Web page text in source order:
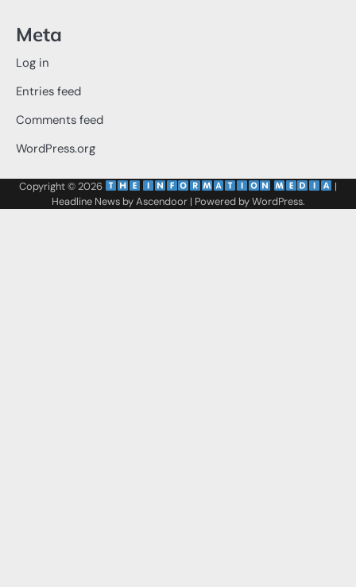
Meta
Log in
Entries feed
Comments feed
WordPress.org
Copyright © 2026
|
Headline News byAscendoor| Powered byWordPress.